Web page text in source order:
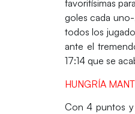
favoritísimas
goles cada
todos los
ante el
17:14 que se
HUNGRÍA
Con 4 puntos